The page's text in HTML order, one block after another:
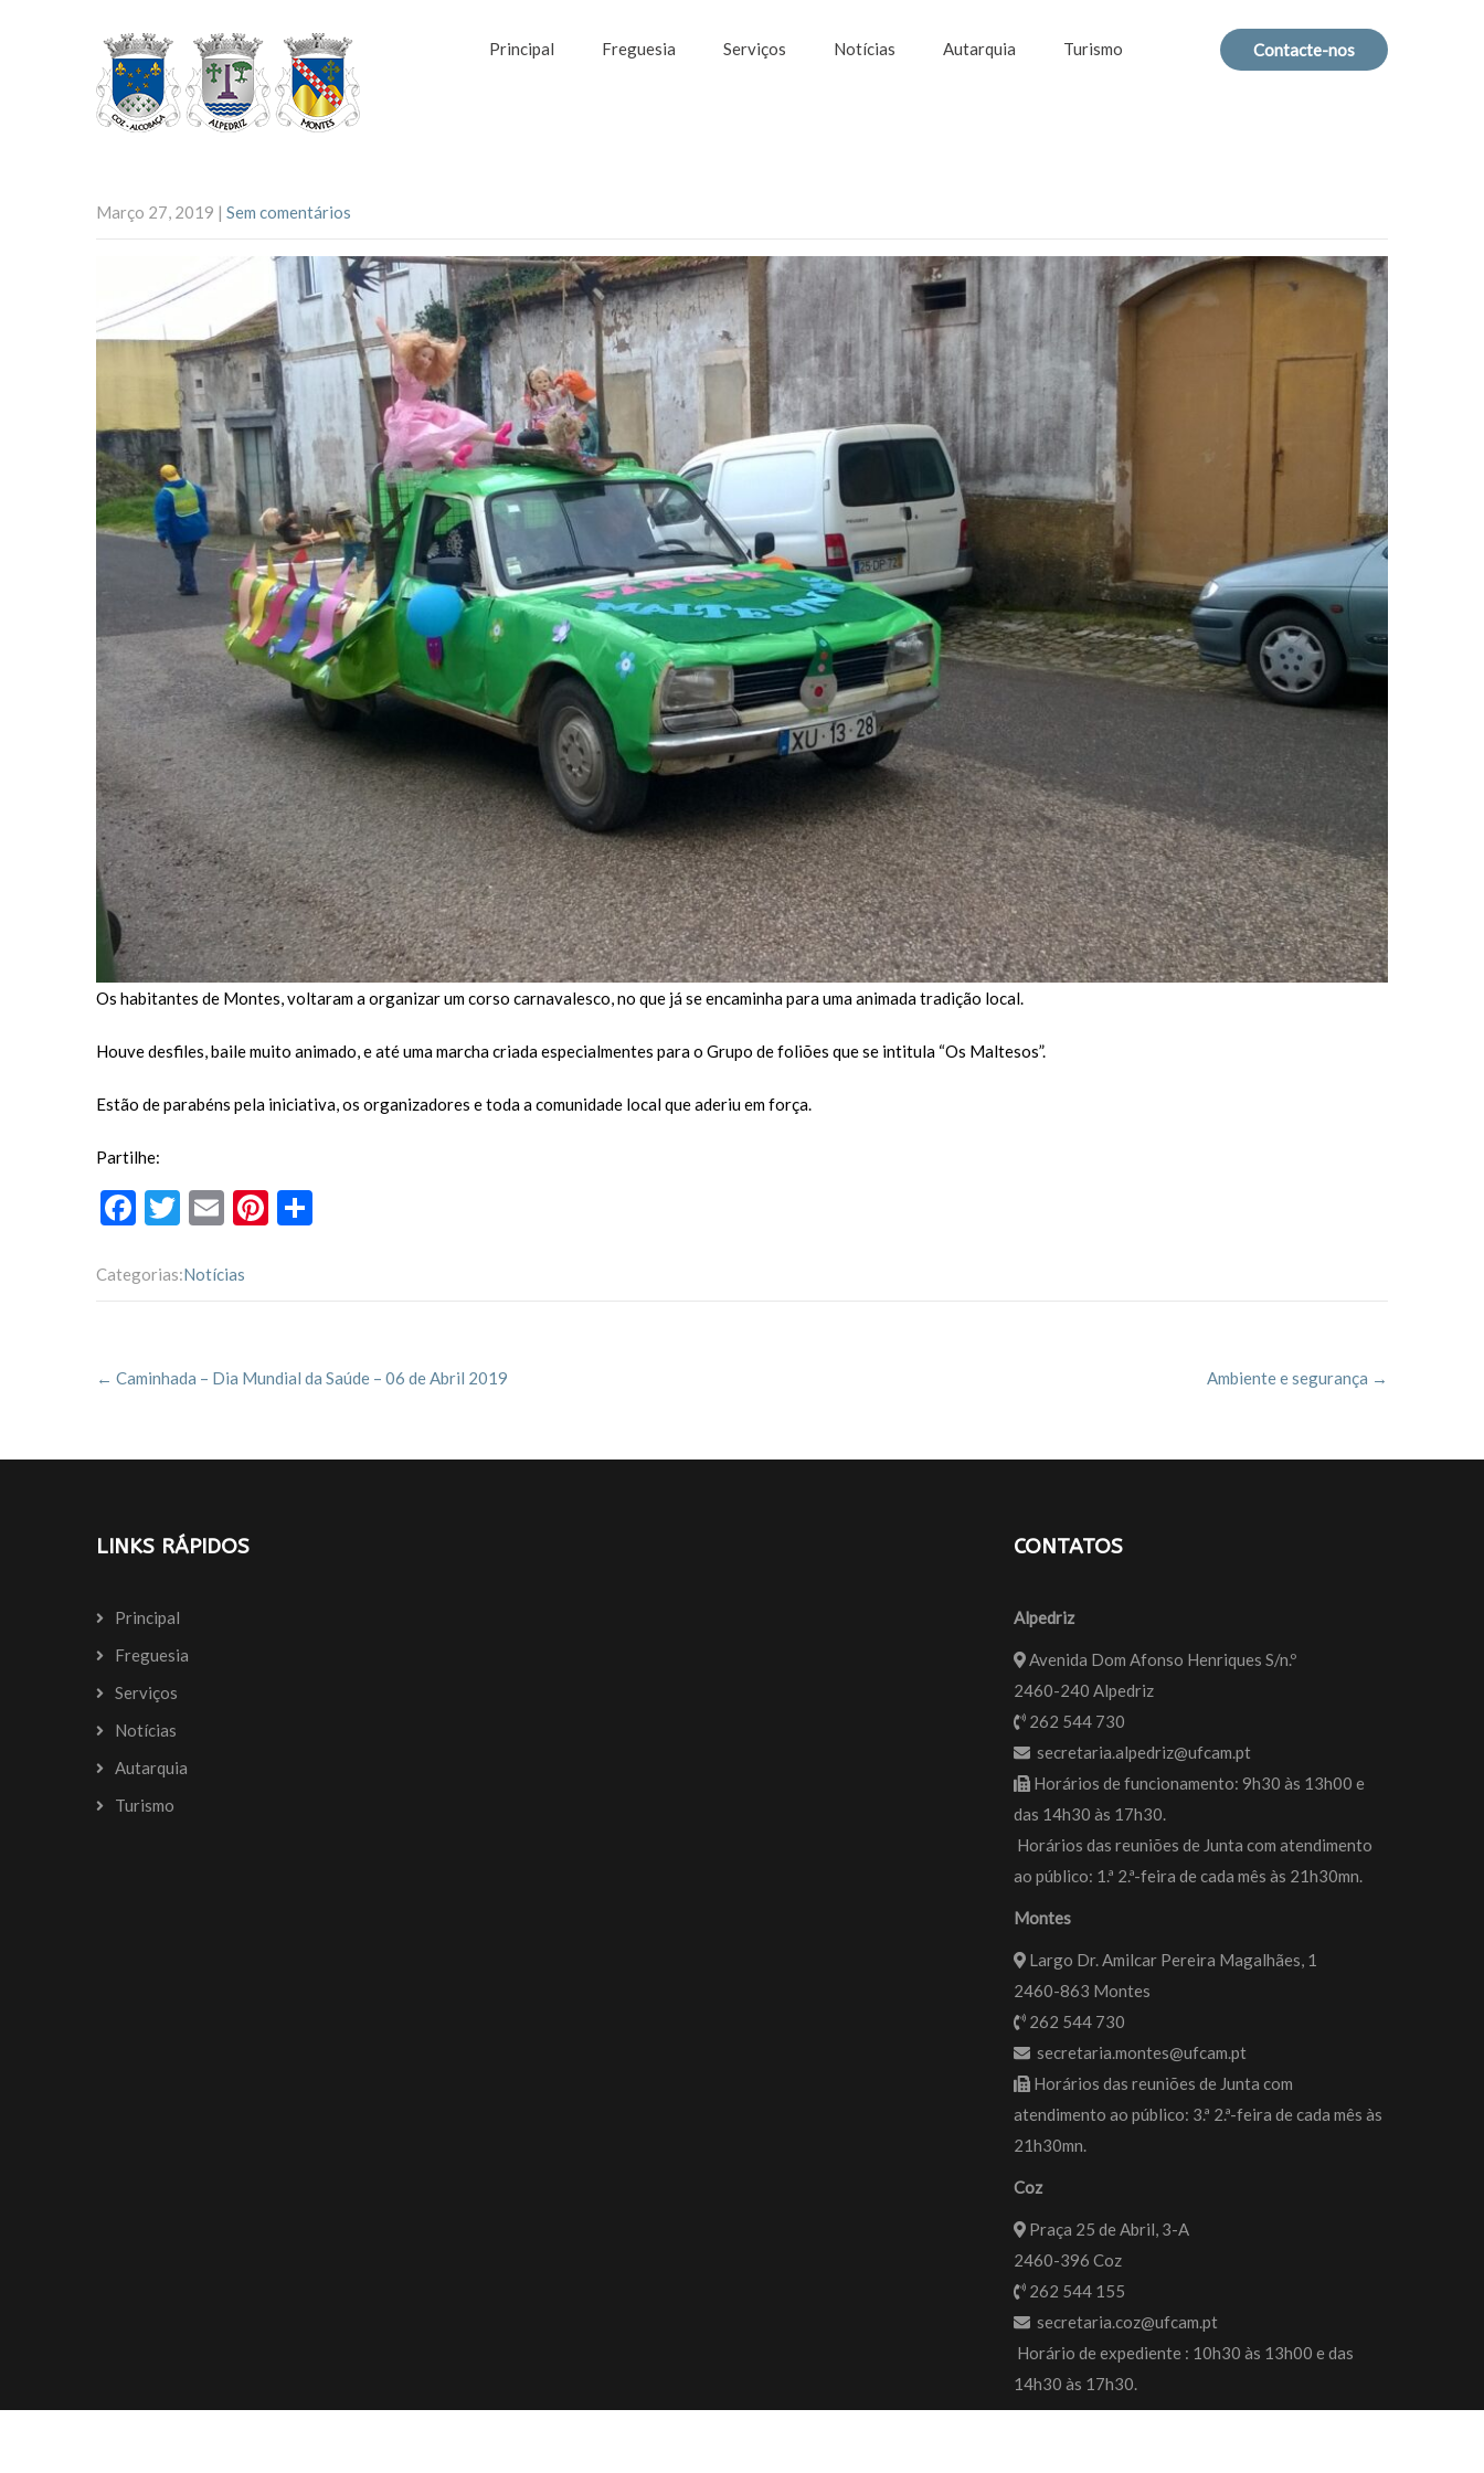
Contacte-nos
Principal Freguesia Serviços Notícias Autarquia Turismo
Março 27, 2019 | Sem comentários
Os habitantes de Montes, voltaram a organizar um corso carnavalesco, no que já se encaminha para uma animada tradição local.
Houve desfiles, baile muito animado, e até uma marcha criada especialmentes para o Grupo de foliões que se intitula “Os Maltesos”.
Estão de parabéns pela iniciativa, os organizadores e toda a comunidade local que aderiu em força.
Partilhe:
F
e
o
T
itt
E
ai
Pi
Categorias:Notícias
navigation
← Caminhada – Dia Mundial da Saúde – 06 de Abril 2019 Ambiente e segurança →
LINKS RÁPIDOS
Principal
Freguesia
Serviços
Notícias
Autarquia
Turismo
CONTATOS
Alpedriz
Avenida Dom Afonso Henriques S/n.º
2460-240 Alpedriz
262 544 730
secretaria.alpedriz@ufcam.pt
Horários de funcionamento: 9h30 às 13h00 e
das 14h30 às 17h30.
Horários das reuniões de Junta com atendimento
ao público: 1.ª 2.ª-feira de cada mês às 21h30mn.
Montes
Largo Dr. Amilcar Pereira Magalhães, 1
2460-863 Montes
262 544 730
secretaria.montes@ufcam.pt
Horários das reuniões de Junta com
atendimento ao público: 3.ª 2.ª-feira de cada mês às
21h30mn.
Coz
Praça 25 de Abril, 3-A
2460-396 Coz
262 544 155
secretaria.coz@ufcam.pt
Horário de expediente : 10h30 às 13h00 e das
14h30 às 17h30.